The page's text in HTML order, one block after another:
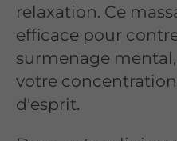
relaxation. Ce
efficace pour
surmenage
votre
d'esprit.